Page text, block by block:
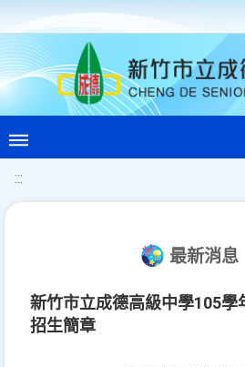
:::
最新消息
新竹市立成德高級中學105學
招生簡章